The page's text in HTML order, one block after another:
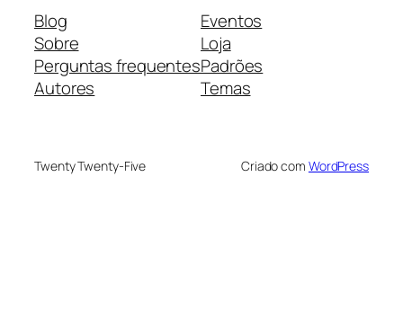
Blog
Sobre
Perguntas frequentes
Autores
Eventos
Loja
Padrões
Temas
Twenty Twenty-Five Criado com WordPress